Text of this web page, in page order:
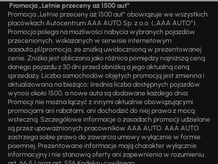
Promocja „Letnie przeceny aż 1500 aut”
Promocja „Letnie przeceny aż 1500 aut” obowiązuje we wszystkich
placówkach Autocentrum AAA AUTO Sp. z o.o. („AAA AUTO”).
Promocja polega na możliwości nabycia wybranych pojazdów
przecenionych, wskazanych w serwisie internetowym
aaaauto.pl/promocja, ze zniżką uwidocznioną w prezentowanej
cenie. Zniżka jest obliczana jako różnica pomiędzy najniższą ceną
danego pojazdu z 30 dni przed obniżką a jego aktualną ceną
sprzedaży. Liczba samochodów objętych promocją jest zmienna i
aktualizowana na bieżąco; średnia liczba dostępnych pojazdów
wynosi około 1500, a nowe auta są dodawane każdego dnia.
Promocji nie można łączyć z innymi aktualnie obowiązującymi
promocjami ani rabatami, ani dochodzić do niej prawa z mocą
wsteczną. Szczegółowe informacje o zasadach promocji udzielane
są przez upoważnionych pracowników AAA AUTO. AAA AUTO
zastrzega sobie prawo do zawarcia umowy wyłącznie w formie
pisemnej. Prezentowane informacje mają charakter wyłącznie
informacyjny i nie stanowią oferty ani zapewnienia w rozumieniu